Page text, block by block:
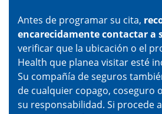
Antes de programar su cita,
encarecidamente contactar a
verificar que la ubicación o el
Health que planea visitar esté
Su compañía de seguros
de cualquier copago, coseguro
su responsabilidad. Si procede